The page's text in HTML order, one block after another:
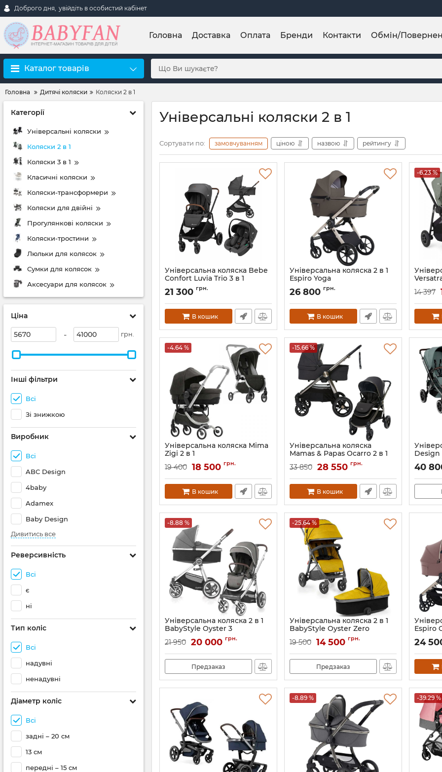
Доброго дня, увійдіть в особистий кабінет
Головна Доставка Оплата Бренди Контакти Обмін/
Каталог товарів
Головна Дитячі коляски Коляски 2 в 1
Категорії
Універсальні коляски
Коляски 2 в 1
Коляски 3 в 1
Класичні коляски
Коляски-трансформери
Коляски для двійні
Прогулянкові коляски
Коляски-тростини
Люльки для колясок
Сумки для колясок
Аксесуари для колясок
Ціна
- грн.
Інші фільтри
Всі
Зі знижкою
Виробник
Всі
ABC Design
4baby
Adamex
Baby Design
Дивитись все
Реверсивність
Всі
є
ні
Тип коліс
Всі
надувні
ненадувні
Діаметр коліс
Всі
задні – 20 см
13 см
передні – 15 см
Універсальні коляски 2 в 1
Сортувати по: замовчуванням ціною назвою рейтингу
Універсальна коляска Bebe
Confort Luvia Trio 3 в 1
Артикул:1994153210
21 300 грн.
В кошик
Універсальна коляска 2 в 1
Espiro Yoga
Артикул:5905683801881
26 800 грн.
В кошик
-6.23 %
Артикул:
14 397
-4.64 %
Універсальна коляска Mima
Zigi 2 в 1
19 400 18 500 грн.
В кошик
-15.66 %
Універсальна коляска
Mamas & Papas Ocarro 2 в 1
33 850 28 550 грн.
В кошик
Design
Артикул:
40
-8.88 %
Універсальна коляска 2 в 1
BabyStyle Oyster 3
Артикул:BSOY3005202101
21 950 20 000 грн.
Предзаказ
-25.64 %
Універсальна коляска 2 в 1
BabyStyle Oyster Zero
Артикул: BSOZGMU KPL
19 500 14 500 грн.
Предзаказ
Espiro
Артикул:
24
-8.89 % -39.29 %